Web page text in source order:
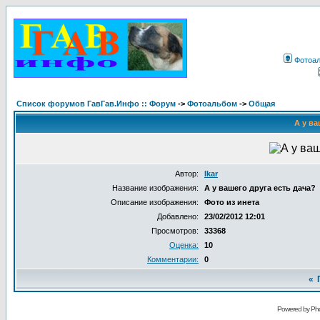
Список форумов ГавГав.Инфо :: Форум -> Фотоальбом -> Общая
А у
Автор:
Ikar
Название изображения:
А у вашего друга есть дача?
Описание изображения:
Фото из инета
Добавлено:
23/02/2012 12:01
Просмотров:
33368
Оценка:
10
Комментарии:
0
«
Powered by